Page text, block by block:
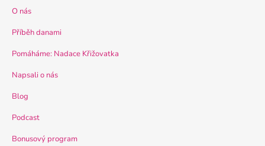
O nás
Příběh danami
Pomáháme: Nadace Křižovatka
Napsali o nás
Blog
Podcast
Bonusový program